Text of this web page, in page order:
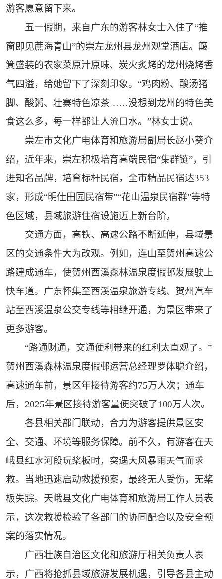
游客愿意留下来。
五一假期，来自广东的游客林女士入住了“推
窗即见蔗海青山”的崇左龙州县龙州观堂酒店。簸
箕盛装的农家菜原汁原味、炭火炙烤的龙州烧烤香
气四溢，给她留下了深刻印象。“鸡肉粉、酸汤猪
脚、酸粥、壮寨特色凉茶……没想到龙州的特色美
食这么多，每一样都让人流口水。”林女士说。
崇左市文化广电体育和旅游局副局长赵小葵介
绍，近年来，崇左积极培育高端民宿“集群链”，引
进知名品牌，培育标杆民宿，全市精品民宿达353
家，形成“明仕田园民宿带”“花山温泉民宿群”等特
色区域，县域旅游住宿设施迈上新台阶。
交通方面，高铁、高速公路不断延伸，县域景
区的交通条件大为改观。例如，连山至贺州高速公
路建成通车，使贺州西溪森林温泉度假邨发展驶上
快车道。广东怀集至西溪温泉旅游专线、贺州汽车
站至西溪温泉公交专线等相继开通，为景区带来了
更多游客。
“路通财通，交通便利带来的红利太直观了。”
贺州西溪森林温泉度假邨运营总经理罗体聪介绍，
高速通车前，景区年接待游客约75万人次；通车
后，2025年景区接待游客量便突破了100万人次。
各县相关部门联动，合力为游客提供景区安
全、交通、环境等服务保障。前不久，有游客在天
峨县红水河段玩桨板时，突遇大风暴雨天气而求
救。当地迅速启动救援预案，最终无人受伤，无桨
板失踪。天峨县文化广电体育和旅游局工作人员表
示，这次救援检验了各部门的协同配合以及安全预
案的落实情况。
广西壮族自治区文化和旅游厅相关负责人表
示，广西将抢抓县域旅游发展机遇，引导各县主动